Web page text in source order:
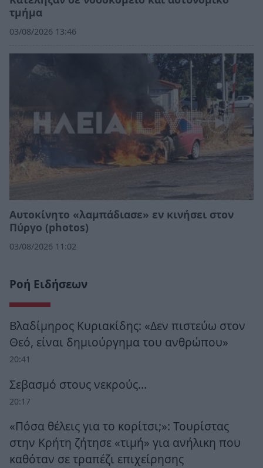
τμήμα
03/08/2026 13:46
Αυτοκίνητο «λαμπάδιασε» εν κινήσει στον
Πύργο (photos)
03/08/2026 11:02
Ροή Ειδήσεων
Βλαδίμηρος Κυριακίδης: «Δεν πιστεύω στον
Θεό, είναι δημιούργημα του ανθρώπου»
20:41
Σεβασμό στους νεκρούς…
20:17
«Πόσα θέλεις για το κορίτσι;»: Τουρίστας
στην Κρήτη ζήτησε «τιμή» για ανήλικη που
καθόταν σε τραπέζι επιχείρησης